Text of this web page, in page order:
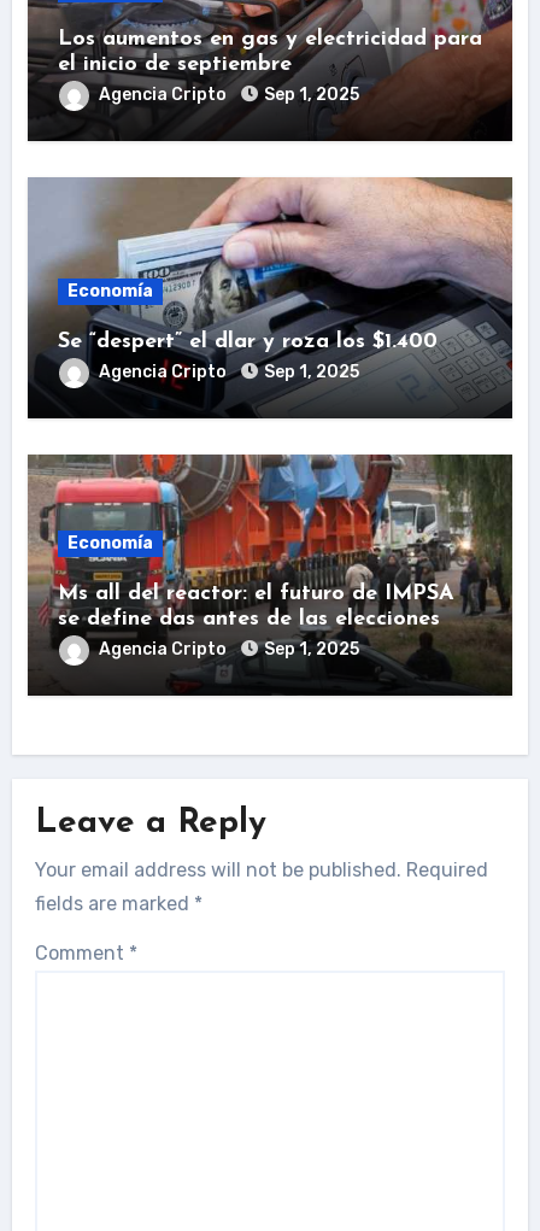
Los aumentos en gas y electricidad para
el inicio de septiembre
Agencia Cripto Sep 1, 2025
Economía
Se “despert” el dlar y roza los $1.400
Agencia Cripto Sep 1, 2025
Economía
Ms all del reactor: el futuro de IMPSA
se define das antes de las elecciones
Agencia Cripto Sep 1, 2025
Leave a Reply
Your email address will not be published. Required
fields are marked *
Comment *